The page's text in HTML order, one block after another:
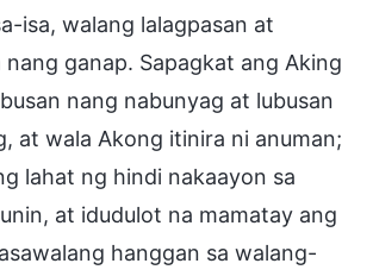
isa, walang lalagpasan at
nang ganap. Sapagkat ang Aking
nang nabunyag at lubusan
at wala Akong itinira ni anuman;
lahat ng hindi nakaayon sa
at idudulot na mamatay ang
hanggan sa walang-